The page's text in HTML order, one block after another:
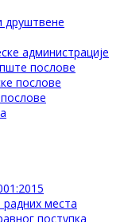
администрације
послове
послове
радних места
поступка